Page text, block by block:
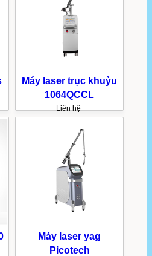
Máy laser trục khuỷu
1064QCCL
Liên hệ
Máy laser yag
Picotech